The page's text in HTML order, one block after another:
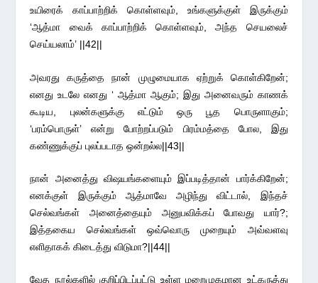
உயிரைக் காப்பாற்றிக் கொள்ளவும், உங்களுக்குள் இருக்கும்
‘ஆத்மா வைக் காப்பாற்றிக் கொள்ளவும், அந்த செயலைச்
செய்யலாம்’ ||42||
அவரது கருத்தை நான் முழுமையாக ஏற்றுக் கொள்கிறேன்;
எனது உடலே எனது ‘ ஆத்மா ஆகும்; இது அனைவரும் காணக்
கூடிய, புலன்களுக்கு எட்டும் ஒரு பூத பொருளாகும்;
‘பரம்பொருள்’ என்று போற்றப்படும் பிரம்மத்தை போல, இது
கண்ணுக்குப் புலப்படாத ஒன்றல்ல||43||
நான் அனைத்து விஷயங்களையும் இப்படித்தான் பார்க்கிறேன்;
எனக்குள் இருக்கும் ஆத்மாவே அழிந்து விட்டால், இந்தச்
செல்வங்கள் அனைத்தையும் அனுபவிக்கப் போவது யார்?;
இத்தகைய செல்வங்கள் ஒவ்வொரு முறையும் அவ்வளவு
எளிதாகக் கிடைத்து விடுமா?||44||
வேத நூல்களில் குறிப்பிடப்பட்டு உள்ள மறைமுகமான உட்கருத்து